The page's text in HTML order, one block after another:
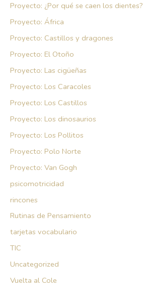
Proyecto: ¿Por qué se caen los dientes?
Proyecto: África
Proyecto: Castillos y dragones
Proyecto: El Otoño
Proyecto: Las cigüeñas
Proyecto: Los Caracoles
Proyecto: Los Castillos
Proyecto: Los dinosaurios
Proyecto: Los Pollitos
Proyecto: Polo Norte
Proyecto: Van Gogh
psicomotricidad
rincones
Rutinas de Pensamiento
tarjetas vocabulario
TIC
Uncategorized
Vuelta al Cole